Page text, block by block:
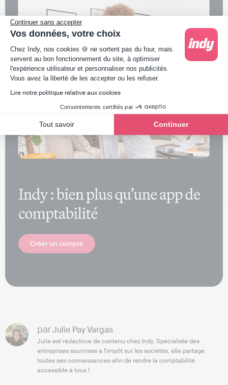
Continuer sans accepter
Vos données, votre choix
Plateforme de Gestion du Consentement :
Chez Indy, nos cookies 🍪 ne sortent pas du four, mais
servent au bon fonctionnement du site, à optimiser
l'expérience utilisateur et personnaliser nos publicités.
Vous avez la liberté de les accepter ou les refuser.
Lire notre politique relative aux cookies
Consentements certifiés par
Tout savoir Continuer
Axeptio consent
parJulie Pay Vargas
Julie est rédactrice de contenu chez Indy. Spécialiste des
entreprises soumises à l'impôt sur les sociétés, elle partage
toutes ses connaissances afin de rendre la comptabilité
accessible à tous !